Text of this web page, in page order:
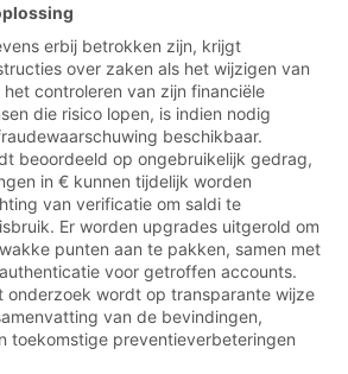
erbij betrokken zijn, krijgt
over zaken als het wijzigen van
controleren van zijn financiële
die risico lopen, is indien nodig
beschikbaar.
beoordeeld op ongebruikelijk gedrag,
in € kunnen tijdelijk worden
van verificatie om saldi te
Er worden upgrades uitgerold om
punten aan te pakken, samen met
voor getroffen accounts.
onderzoek wordt op transparante wijze
van de bevindingen,
toekomstige preventieverbeteringen